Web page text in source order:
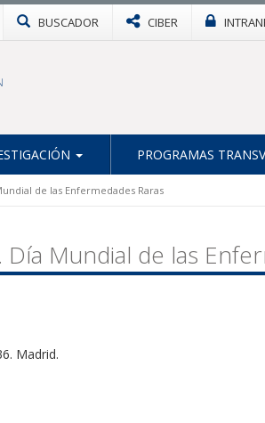
BUSCADOR CIBER
PROGRAMAS
de las Enfermedades Raras
Día Mundial de las
Madrid.